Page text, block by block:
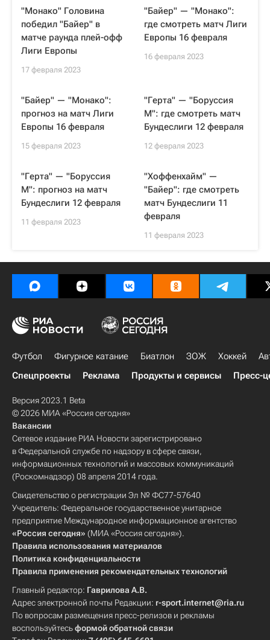
"Монако" Головина
победил "Байер" в
матче раунда плей-офф
Лиги Европы
17 февраля 2023
"Байер" — "Монако":
где смотреть матч Лиги
Европы 16 февраля
16 февраля 2023
"Байер" — "Монако":
прогноз на матч Лиги
Европы 16 февраля
15 февраля 2023
"Герта" — "Боруссия
М": где смотреть матч
Бундеслиги 12 февраля
12 февраля 2023
"Герта" — "Боруссия
М": прогноз на матч
Бундеслиги 12 февраля
11 февраля 2023
"Хоффенхайм" —
"Байер": где смотреть
матч Бундеслиги 11
февраля
11 февраля 2023
Футбол Фигурное катание Биатлон ЗОЖ Хоккей
Спецпроекты
Реклама Продукты и сервисы Пресс-
Версия 2023.1 Beta
© 2026 МИА «Россия сегодня»
Вакансии
Сетевое издание РИА Новости зарегистрировано
в Федеральной службе по надзору в сфере связи,
информационных технологий и массовых коммуникаций
(Роскомнадзор) 08 апреля 2014 года.
Свидетельство о регистрации Эл № ФС77-57640
Учредитель: Федеральное государственное унитарное
предприятие Международное информационное агентство
«Россия сегодня» (МИА «Россия сегодня»).
Правила использования материалов
Политика конфиденциальности
Правила применения рекомендательных технологий
Главный редактор: Гаврилова А.В.
Адрес электронной почты Редакции: r-sport.internet@ria.ru
По вопросам размещения пресс-релизов и рекламы
воспользуйтесьформой обратной связи